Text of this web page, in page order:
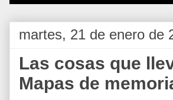
martes, 21 de enero de
Las cosas que
Mapas de